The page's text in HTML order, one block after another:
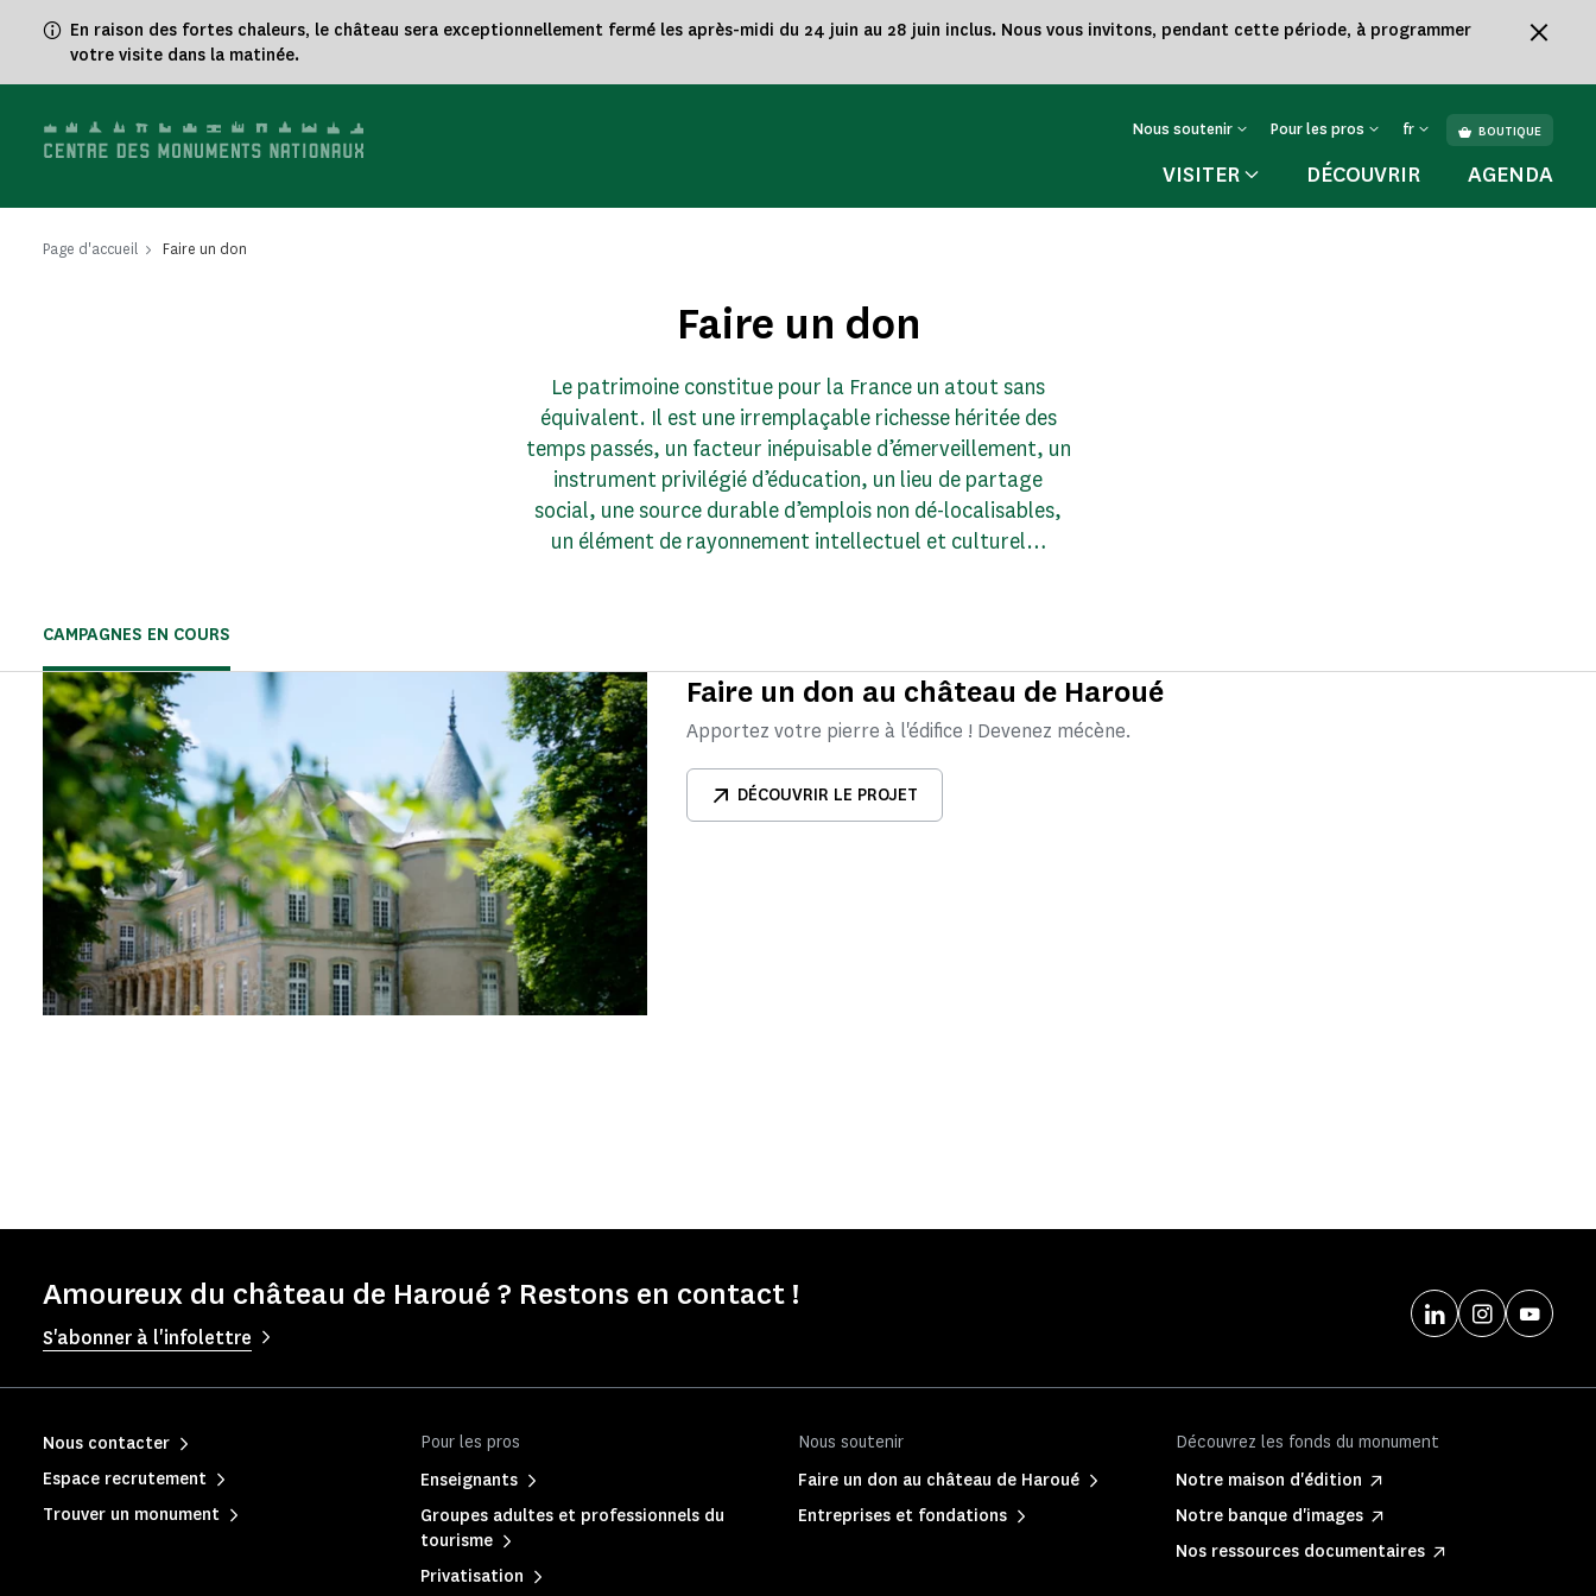
En raison des fortes chaleurs, le château sera exceptionnellement fermé les après-midi du 24 juin au 28 juin inclus. Nous vous invitons, pendant cette période, à programmer
votre visite dans la matinée.
Nous soutenir Pour les pros fr BOUTIQUE
VISITER DÉCOUVRIR AGENDA
Page d'accueil Faire un don
Faire un don
Le patrimoine constitue pour la France un atout sans
équivalent. Il est une irremplaçable richesse héritée des
temps passés, un facteur inépuisable d’émerveillement, un
instrument privilégié d’éducation, un lieu de partage
social, une source durable d’emplois non dé-localisables,
un élément de rayonnement intellectuel et culturel…
CAMPAGNES EN COURS
Faire un don au château de Haroué
Apportez votre pierre à l'édifice ! Devenez mécène.
DÉCOUVRIR LE PROJET
Amoureux du château de Haroué ? Restons en contact !
S'abonner à l'infolettre
Pour les pros
Enseignants
Groupes adultes et professionnels du
tourisme
Privatisation
Nous soutenir
Faire un don au château de Haroué
Entreprises et fondations
Découvrez les fonds du monument
Notre maison d'édition
Notre banque d'images
Nos ressources documentaires
Nous contacter
Espace recrutement
Trouver un monument